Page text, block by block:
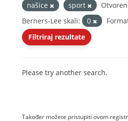
našice
sport
Berners-Lee skali:
0
Filtriraj rezultate
Please try another search.
Također možete pristupiti ovom